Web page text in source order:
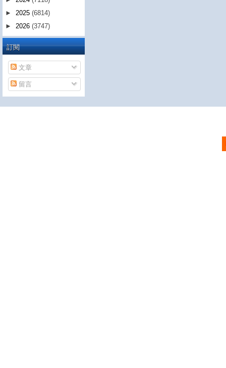
► 2025 (6814)
► 2026 (3747)
訂閱
文章
留言